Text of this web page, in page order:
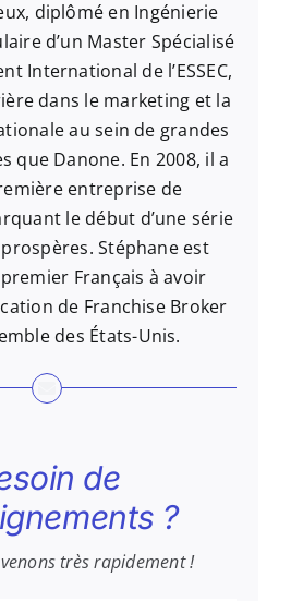
diplômé en Ingénierie
d’un Master Spécialisé
International de l’ESSEC,
dans le marketing et la
au sein de grandes
que Danone. En 2008, il a
entreprise de
le début d’une série
Stéphane est
Français à avoir
de Franchise Broker
des États-Unis.
de
?
très rapidement !